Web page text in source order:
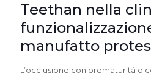
Teethan nella
manufatto
L’occlusione con prematurità o